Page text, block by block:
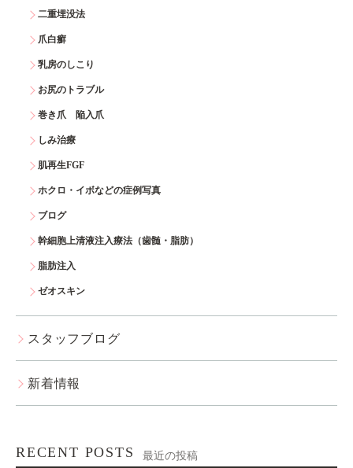
二重埋没法
爪白癬
乳房のしこり
お尻のトラブル
巻き爪 陥入爪
しみ治療
肌再生FGF
ホクロ・イボなどの症例写真
ブログ
幹細胞上清液注入療法（歯髄・脂肪）
脂肪注入
ゼオスキン
スタッフブログ
新着情報
RECENT POSTS 最近の投稿